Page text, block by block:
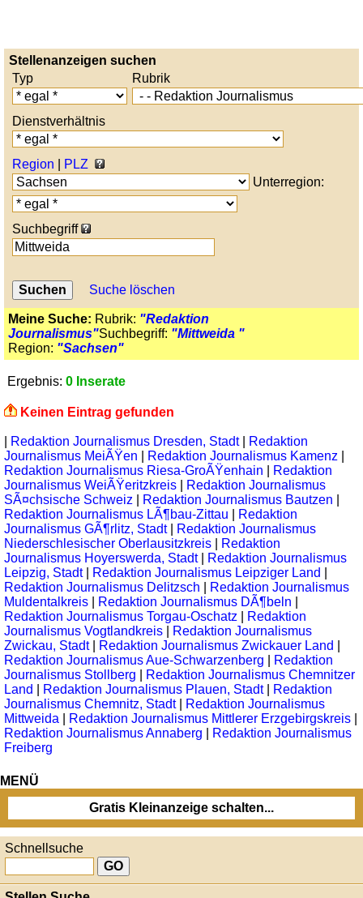
Stellenanzeigen suchen
Typ
Rubrik
Dienstverhältnis
Region
PLZ
Unterregion:
Suchbegriff
Suche löschen
Meine Suche: Rubrik: "Redaktion
Journalismus"Suchbegriff: "Mittweida "
Region: "Sachsen"
Ergebnis: 0 Inserate
Keinen Eintrag gefunden
Redaktion Journalismus Dresden, Stadt|
Redaktion
Journalismus MeiÃŸen
Redaktion Journalismus Kamenz
Redaktion Journalismus Riesa-GroÃŸenhain
Redaktion
Journalismus WeiÃŸeritzkreis
Redaktion Journalismus
SÃ¤chsische Schweiz
Redaktion Journalismus Bautzen
Redaktion Journalismus LÃ¶bau-Zittau
Redaktion
Journalismus GÃ¶rlitz, Stadt|
Redaktion Journalismus
Niederschlesischer Oberlausitzkreis
Redaktion
Journalismus Hoyerswerda, Stadt|
Redaktion Journalismus
Leipzig, Stadt| Redaktion Journalismus Leipziger Land
Redaktion Journalismus Delitzsch
Redaktion Journalismus
Muldentalkreis
Redaktion Journalismus DÃ¶beln
Redaktion Journalismus Torgau-Oschatz
Redaktion
Journalismus Vogtlandkreis
Redaktion Journalismus
Zwickau, Stadt| Redaktion Journalismus Zwickauer Land
Redaktion Journalismus Aue-Schwarzenberg
Redaktion
Journalismus Stollberg
Redaktion Journalismus Chemnitzer
Land
Redaktion Journalismus Plauen, Stadt|
Redaktion
Journalismus Chemnitz, Stadt|
Redaktion Journalismus
Mittweida
Redaktion Journalismus Mittlerer Erzgebirgskreis
Redaktion Journalismus Annaberg
Redaktion Journalismus
Freiberg
MENÜ
Gratis Kleinanzeige schalten...
Schnellsuche